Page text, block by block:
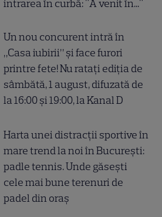
intrarea în curbă: "A venit în..."
Un nou concurent intră în
„Casa iubirii” și face furori
printre fete! Nu ratați ediția de
sâmbătă, 1 august, difuzată de
la 16:00 și 19:00, la Kanal D
Harta unei distracții sportive în
mare trend la noi în București:
padle tennis. Unde găsești
cele mai bune terenuri de
padel din oraș